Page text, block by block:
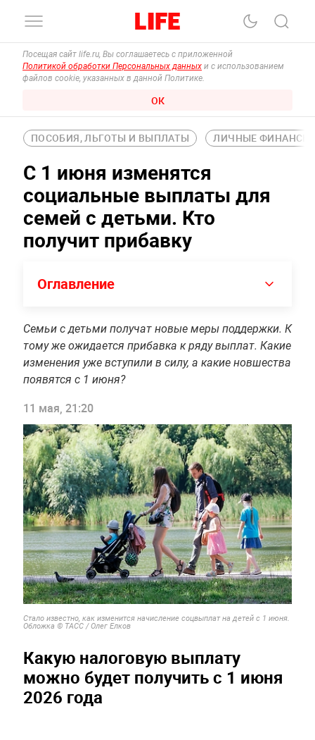
Посещая сайт life.ru, Вы соглашаетесь с приложенной
Политикой обработки Персональных данных и с использованием
файлов cookie, указанных в данной Политике.
ОК
ПОСОБИЯ, ЛЬГОТЫ И ВЫПЛАТЫ ЛИЧНЫЕ ФИНАНСЫ
С 1 июня изменятся
социальные выплаты для
семей с детьми. Кто
получит прибавку
Оглавление
Семьи с детьми получат новые меры поддержки. К
тому же ожидается прибавка к ряду выплат. Какие
изменения уже вступили в силу, а какие новшества
появятся с 1 июня?
11 мая, 21:20
Стало известно, как изменится начисление соцвыплат на детей с 1 июня.
Обложка © ТАСС / Олег Елков
Какую налоговую выплату
можно будет получить с 1 июня
2026 года